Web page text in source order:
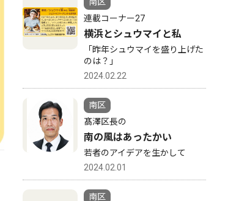
連載コーナー27
横浜とシュウマイと私
「昨年シュウマイを盛り上げた
のは？」
2024.02.22
南区
髙澤区長の
南の風はあったかい
若者のアイデアを生かして
2024.02.01
南区